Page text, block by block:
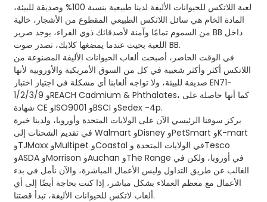
لعبة اللاتكس للحيوانات الأليفة لدينا طبيعية بنسبة 100% وصديقة للبيئة،
المادة الخام هي سائل اللاتكس الطبيعي المقطوع من الأشجار، خالية
من السموم تمامًا وآمنة لأصدقائك ذوي الفراء، يوجد صرير BB داخل
اللعبة بحيث عندما يمضغها كلابك، تصدر صوت BB.
في الوقت الحاضر، أصبحت ألعاب الحيوانات الأليفة المصنوعة من
اللاتكس أكثر وأكثر شعبية في كل من السوق الأمريكية والأوروبية لأنها
صديقة للبيئة، ولا تواجه ألعابنا أي مشكلة في اجتياز اختبار EN71-
1/2/3/9 وREACH Cadmium & Phthalates، كما أنها حاصلة على
شهادة CE وISO9001 وBSCI وSedex -4p.
يركز سوقنا الرئيسي الآن على الولايات المتحدة وأوروبا، ولدينا خبرة
في تقديم الشحنات إلى Walmart وDisney وPetSmart وK-mart
وTJMaxx وMultipet وCoastal في الولايات المتحدة وTesco
وASDA وMorrison وAuchan وThe Range في أوروبا، ولكن في
الغالب عن طريق التداول وليس الأعمال المباشرة، والآن نأمل في بدء
الأعمال مع معظم العملاء بشكل مباشر، إذا كنت بحاجة أيضًا إلى أي
ألعاب لاتكس للحيوانات الأليفة، تبدأ قصتنا.